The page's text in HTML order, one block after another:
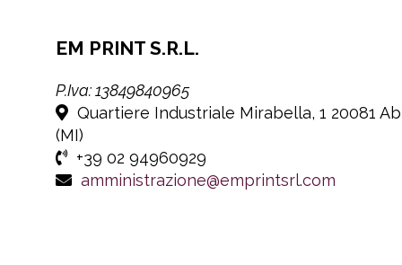
EM PRINT S.R.L.
P.Iva: 13849840965
Quartiere Industriale Mirabella, 1 20081
(MI)
+39 02 94960929
amministrazione@emprintsrl.com